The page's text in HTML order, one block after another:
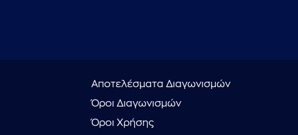
Αποτελέσματα Διαγωνισμών
Όροι Διαγωνισμών
Όροι Χρήσης